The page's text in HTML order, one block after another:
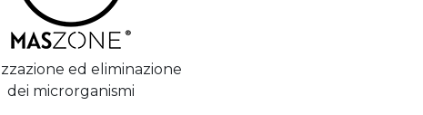
ed eliminazione
dei microrganismi